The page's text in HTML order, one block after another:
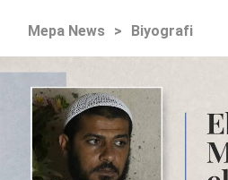
Mepa News > Biyografi